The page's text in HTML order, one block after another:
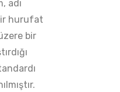
adı
hurufat
bir